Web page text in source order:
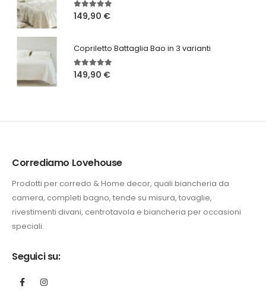
5.00Su 5
149,90 €
Copriletto Battaglia Bao in 3 varianti
5.00Su 5
149,90 €
Corrediamo Lovehouse
Prodotti per corredo & Home decor, quali biancheria da
camera, completi bagno, tende su misura, tovaglie,
rivestimenti divani, centrotavola e biancheria per occasioni
speciali.
Seguici su: